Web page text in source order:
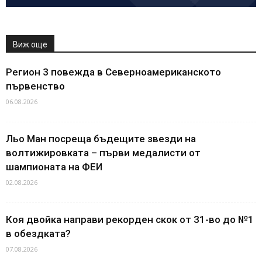
Виж още
Регион 3 повежда в Северноамериканското
първенство
06.08.2026
Льо Ман посреща бъдещите звезди на
волтижировката – първи медалисти от
шампионата на ФЕИ
02.08.2026
Коя двойка направи рекорден скок от 31-во до №1
в обездката?
07.08.2026